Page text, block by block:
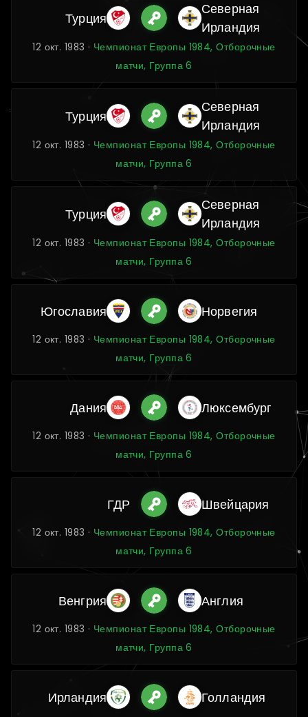
Турция
Северная
Ирландия
12 окт. 1983 · Чемпионат Европы 1984, Отборочные
матчи, Группа 6
Турция
Северная
Ирландия
12 окт. 1983 · Чемпионат Европы 1984, Отборочные
матчи, Группа 6
Турция
Северная
Ирландия
12 окт. 1983 · Чемпионат Европы 1984, Отборочные
матчи, Группа 6
Югославия Норвегия
12 окт. 1983 · Чемпионат Европы 1984, Отборочные
матчи, Группа 6
Дания Люксембург
12 окт. 1983 · Чемпионат Европы 1984, Отборочные
матчи, Группа 6
ГДР Швейцария
12 окт. 1983 · Чемпионат Европы 1984, Отборочные
матчи, Группа 6
Венгрия Англия
12 окт. 1983 · Чемпионат Европы 1984, Отборочные
матчи, Группа 6
Ирландия Голландия